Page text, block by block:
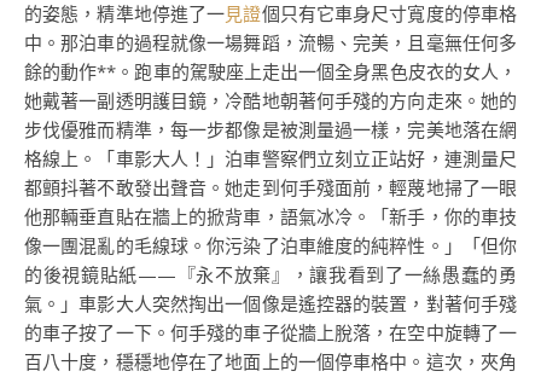
的姿態，精準地停進了一見證個只有它車身尺寸寬度的停車格
中。那泊車的過程就像一場舞蹈，流暢、完美，且毫無任何多
餘的動作**。跑車的駕駛座上走出一個全身黑色皮衣的女人，
她戴著一副透明護目鏡，冷酷地朝著何手殘的方向走來。她的
步伐優雅而精準，每一步都像是被測量過一樣，完美地落在網
格線上。「車影大人！」泊車警察們立刻立正站好，連測量尺
都顫抖著不敢發出聲音。她走到何手殘面前，輕蔑地掃了一眼
他那輛垂直貼在牆上的掀背車，語氣冰冷。「新手，你的車技
像一團混亂的毛線球。你污染了泊車維度的純粹性。」「但你
的後視鏡貼紙——『永不放棄』，讓我看到了一絲愚蠢的勇
氣。」車影大人突然掏出一個像是遙控器的裝置，對著何手殘
的車子按了一下。何手殘的車子從牆上脫落，在空中旋轉了一
百八十度，穩穩地停在了地面上的一個停車格中。這次，夾角